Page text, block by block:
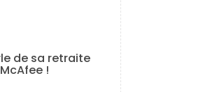
de sa retraite
!